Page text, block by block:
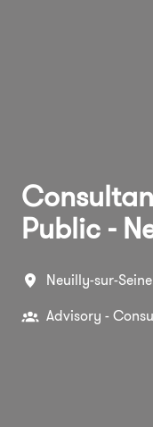
Public -
Neuilly-sur-Seine
Advisory -